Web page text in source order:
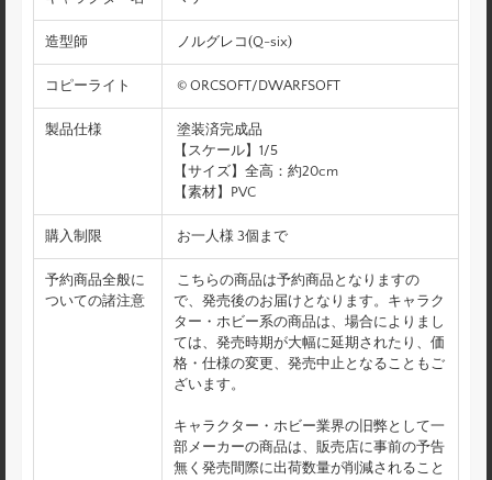
造型師 ノルグレコ(Q-six)
コピーライト © ORCSOFT/DWARFSOFT
製品仕様
塗装済完成品
【スケール】1/5
【サイズ】全高：約20cm
【素材】PVC
購入制限 お一人様 3個まで
予約商品全般に
ついての諸注意
こちらの商品は予約商品となりますの
で、発売後のお届けとなります。キャラク
ター・ホビー系の商品は、場合によりまし
ては、発売時期が大幅に延期されたり、価
格・仕様の変更、発売中止となることもご
ざいます。
キャラクター・ホビー業界の旧弊として一
部メーカーの商品は、販売店に事前の予告
無く発売間際に出荷数量が削減されること